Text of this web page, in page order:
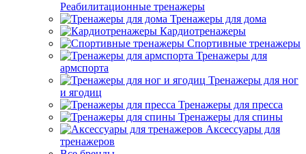
Реабилитационные тренажеры
Тренажеры для дома
Кардиотренажеры
Спортивные тренажеры
Тренажеры для
армспорта
Тренажеры для ног
и ягодиц
Тренажеры для пресса
Тренажеры для спины
Аксессуары для
тренажеров